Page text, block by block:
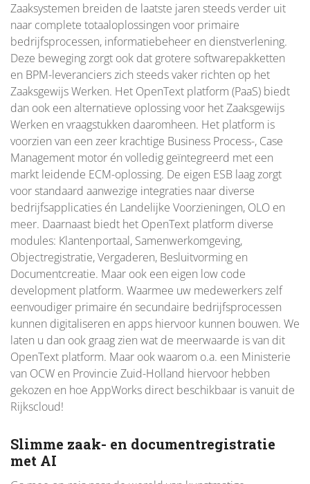
Zaaksystemen breiden de laatste jaren steeds verder uit
naar complete totaaloplossingen voor primaire
bedrijfsprocessen, informatiebeheer en dienstverlening.
Deze beweging zorgt ook dat grotere softwarepakketten
en BPM-leveranciers zich steeds vaker richten op het
Zaaksgewijs Werken. Het OpenText platform (PaaS) biedt
dan ook een alternatieve oplossing voor het Zaaksgewijs
Werken en vraagstukken daaromheen. Het platform is
voorzien van een zeer krachtige Business Process-, Case
Management motor én volledig geïntegreerd met een
markt leidende ECM-oplossing. De eigen ESB laag zorgt
voor standaard aanwezige integraties naar diverse
bedrijfsapplicaties én Landelijke Voorzieningen, OLO en
meer. Daarnaast biedt het OpenText platform diverse
modules: Klantenportaal, Samenwerkomgeving,
Objectregistratie, Vergaderen, Besluitvorming en
Documentcreatie. Maar ook een eigen low code
development platform. Waarmee uw medewerkers zelf
eenvoudiger primaire én secundaire bedrijfsprocessen
kunnen digitaliseren en apps hiervoor kunnen bouwen. We
laten u dan ook graag zien wat de meerwaarde is van dit
OpenText platform. Maar ook waarom o.a. een Ministerie
van OCW en Provincie Zuid-Holland hiervoor hebben
gekozen en hoe AppWorks direct beschikbaar is vanuit de
Rijkscloud!
Slimme zaak- en documentregistratie
met AI